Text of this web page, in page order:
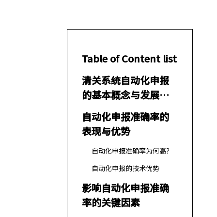
Table of Content list
清关系统自动化申报
的基本概念与发展趋
势
自动化申报准确率的
表现与优势
自动化申报准确率为何高？
自动化申报的技术优势
影响自动化申报准确
率的关键因素